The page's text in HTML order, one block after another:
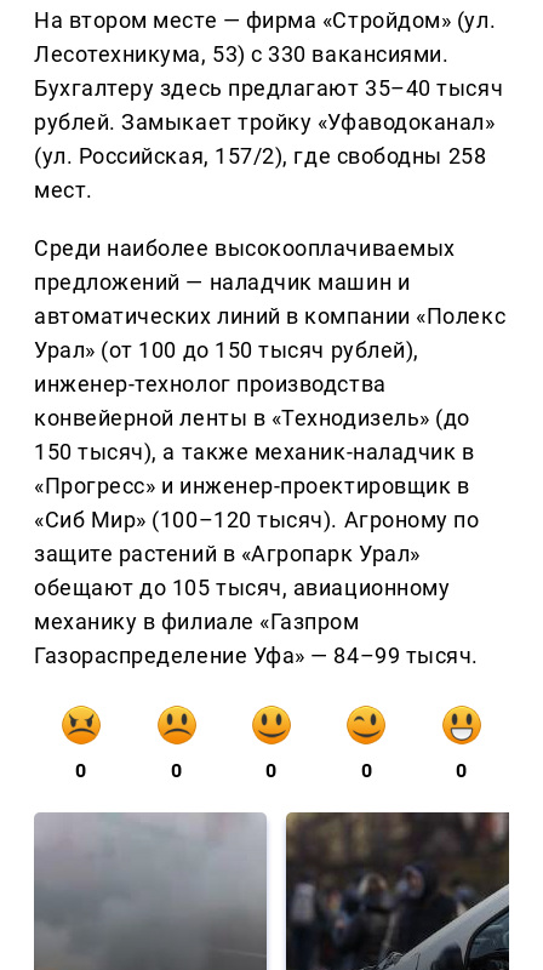
На втором месте — фирма «Стройдом» (ул.
Лесотехникума, 53) с 330 вакансиями.
Бухгалтеру здесь предлагают 35–40 тысяч
рублей. Замыкает тройку «Уфаводоканал»
(ул. Российская, 157/2), где свободны 258
мест.
Среди наиболее высокооплачиваемых
предложений — наладчик машин и
автоматических линий в компании «Полекс
Урал» (от 100 до 150 тысяч рублей),
инженер-технолог производства
конвейерной ленты в «Технодизель» (до
150 тысяч), а также механик-наладчик в
«Прогресс» и инженер-проектировщик в
«Сиб Мир» (100–120 тысяч). Агроному по
защите растений в «Агропарк Урал»
обещают до 105 тысяч, авиационному
механику в филиале «Газпром
Газораспределение Уфа» — 84–99 тысяч.
0 0 0 0 0